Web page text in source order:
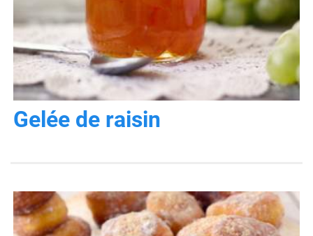
Gelée de raisin